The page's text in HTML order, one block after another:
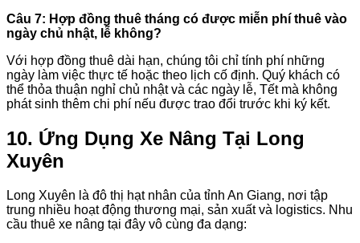
Câu 7: Hợp đồng thuê tháng có được miễn phí thuê vào
ngày chủ nhật, lễ không?
Với hợp đồng thuê dài hạn, chúng tôi chỉ tính phí những
ngày làm việc thực tế hoặc theo lịch cố định. Quý khách có
thể thỏa thuận nghỉ chủ nhật và các ngày lễ, Tết mà không
phát sinh thêm chi phí nếu được trao đổi trước khi ký kết.
10. Ứng Dụng Xe Nâng Tại Long
Xuyên
Long Xuyên là đô thị hạt nhân của tỉnh An Giang, nơi tập
trung nhiều hoạt động thương mại, sản xuất và logistics. Nhu
cầu thuê xe nâng tại đây vô cùng đa dạng: